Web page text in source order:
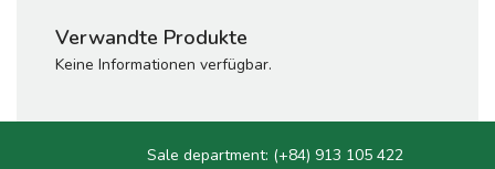
Verwandte Produkte
Keine Informationen verfügbar.
Sale department: (+84) 913 105 422